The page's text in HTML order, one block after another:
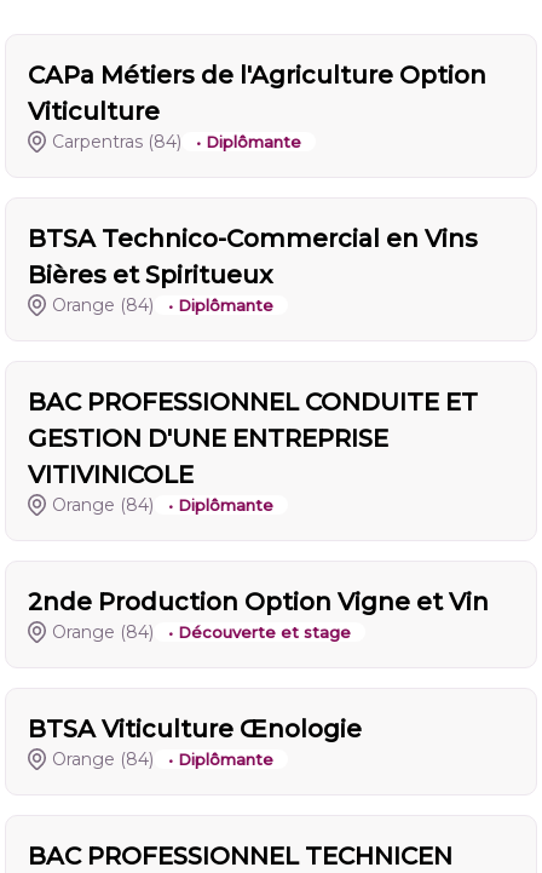
CAPa Métiers de l'Agriculture Option
Viticulture
Carpentras (84) • Diplômante
BTSA Technico-Commercial en Vins
Bières et Spiritueux
Orange (84) • Diplômante
BAC PROFESSIONNEL CONDUITE ET
GESTION D'UNE ENTREPRISE
VITIVINICOLE
Orange (84) • Diplômante
2nde Production Option Vigne et Vin
Orange (84) • Découverte et stage
BTSA Viticulture Œnologie
Orange (84) • Diplômante
BAC PROFESSIONNEL TECHNICEN